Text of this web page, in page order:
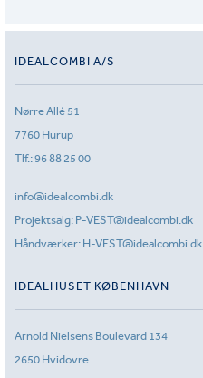
IDEALCOMBI A/S
Nørre Allé 51
7760 Hurup
Tlf.:96 88 25 00
info@idealcombi.dk
Projektsalg: P-VEST@idealcombi.dk
Håndværker: H-VEST@idealcombi.dk
IDEALHUSET KØBENHAVN
Arnold Nielsens Boulevard 134
2650 Hvidovre